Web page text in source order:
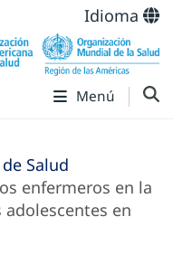
Idioma
Menú
Salud
enfermeros en la
en